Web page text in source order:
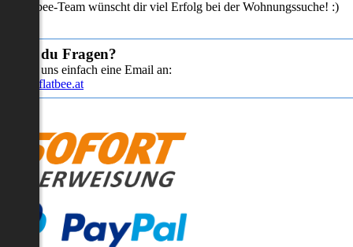
Flatbee-Team wünscht dir viel Erfolg bei der Wohnungssuche! :)
Hast du Fragen?
Sende uns einfach eine Email an:
info@flatbee.at